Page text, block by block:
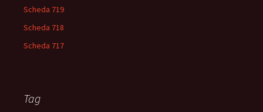
Scheda 719
Scheda 718
Scheda 717
Tag